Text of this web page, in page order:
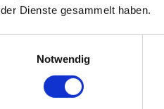
der Dienste gesammelt haben.
Notwendig